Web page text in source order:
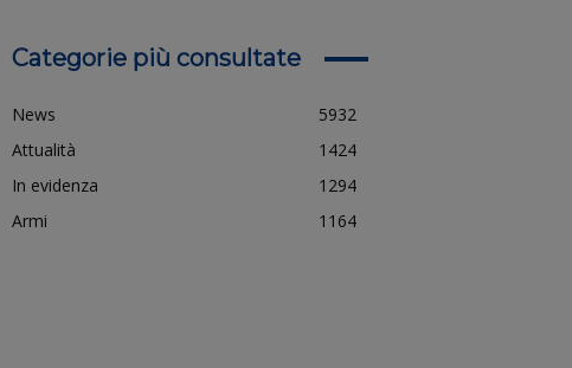
Categorie più consultate
News
5932
Attualità
1424
In evidenza
1294
Armi
1164